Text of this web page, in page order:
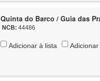
Quinta do Barco / Guia das
NCB:44486
Adicionar à lista